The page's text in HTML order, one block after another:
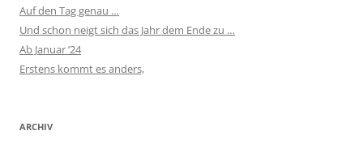
Auf den Tag genau …
Und schon neigt sich das Jahr dem Ende zu …
Ab Januar ’24
Erstens kommt es anders,
ARCHIV